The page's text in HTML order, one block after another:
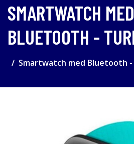
SMARTWATCH MED
BLUETOOTH -
Smartwatch med Bluetooth